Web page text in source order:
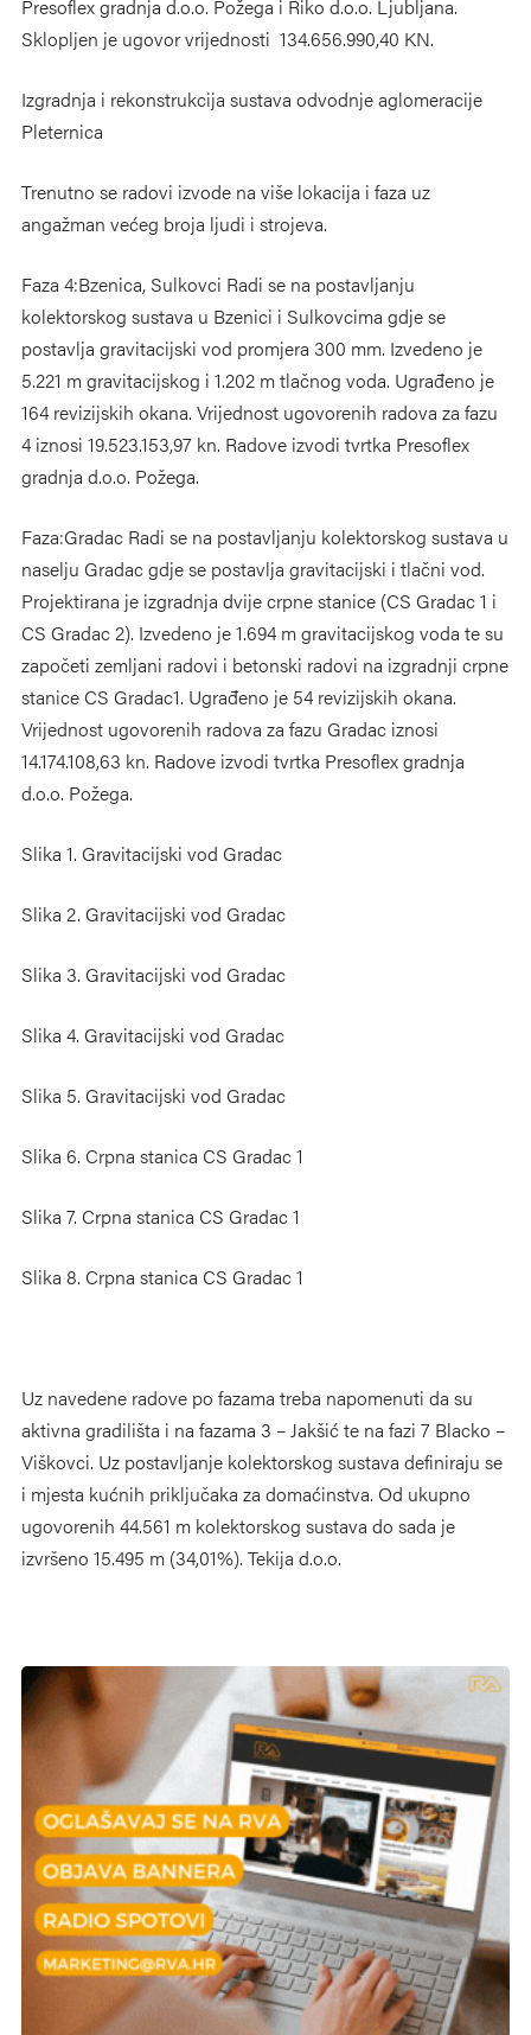
Presoflex gradnja d.o.o. Požega i Riko d.o.o. Ljubljana.
Sklopljen je ugovor vrijednosti 134.656.990,40 KN.
Izgradnja i rekonstrukcija sustava odvodnje aglomeracije
Pleternica
Trenutno se radovi izvode na više lokacija i faza uz
angažman većeg broja ljudi i strojeva.
Faza 4:Bzenica, Sulkovci Radi se na postavljanju
kolektorskog sustava u Bzenici i Sulkovcima gdje se
postavlja gravitacijski vod promjera 300 mm. Izvedeno je
5.221 m gravitacijskog i 1.202 m tlačnog voda. Ugrađeno je
164 revizijskih okana. Vrijednost ugovorenih radova za fazu
4 iznosi 19.523.153,97 kn. Radove izvodi tvrtka Presoflex
gradnja d.o.o. Požega.
Faza:Gradac Radi se na postavljanju kolektorskog sustava u
naselju Gradac gdje se postavlja gravitacijski i tlačni vod.
Projektirana je izgradnja dvije crpne stanice (CS Gradac 1 i
CS Gradac 2). Izvedeno je 1.694 m gravitacijskog voda te su
započeti zemljani radovi i betonski radovi na izgradnji crpne
stanice CS Gradac1. Ugrađeno je 54 revizijskih okana.
Vrijednost ugovorenih radova za fazu Gradac iznosi
14.174.108,63 kn. Radove izvodi tvrtka Presoflex gradnja
d.o.o. Požega.
Slika 1. Gravitacijski vod Gradac
Slika 2. Gravitacijski vod Gradac
Slika 3. Gravitacijski vod Gradac
Slika 4. Gravitacijski vod Gradac
Slika 5. Gravitacijski vod Gradac
Slika 6. Crpna stanica CS Gradac 1
Slika 7. Crpna stanica CS Gradac 1
Slika 8. Crpna stanica CS Gradac 1
Uz navedene radove po fazama treba napomenuti da su
aktivna gradilišta i na fazama 3 – Jakšić te na fazi 7 Blacko –
Viškovci. Uz postavljanje kolektorskog sustava definiraju se
i mjesta kućnih priključaka za domaćinstva. Od ukupno
ugovorenih 44.561 m kolektorskog sustava do sada je
izvršeno 15.495 m (34,01%). Tekija d.o.o.